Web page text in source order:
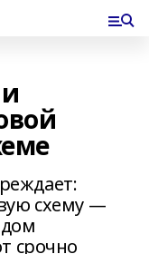
схему —
срочно